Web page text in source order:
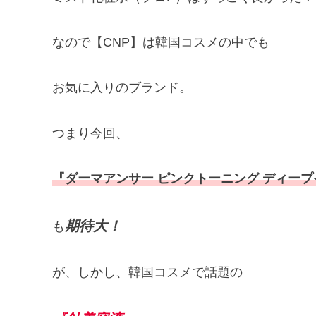
なので【CNP】は韓国コスメの中でも
お気に入りのブランド。
つまり今回、
『ダーマアンサー ピンクトーニング ディー
も 期待大！
が、しかし、韓国コスメで話題の